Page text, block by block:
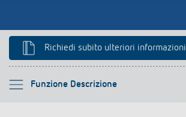
Richiedi subito ulteriori informazioni
Funzione Descrizione
Si prega di selezionare